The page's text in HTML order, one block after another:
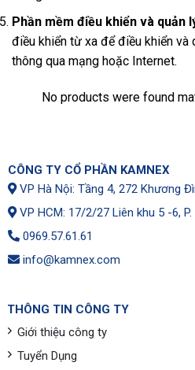
Phần mềm điều khiển và quản
điều khiển từ xa để điều khiển
thông qua mạng hoặc Internet.
No products were found
CÔNG TY CỔ PHẦN KAMNEX
VP Hà Nội: Tầng 4, 272 Khương
VP HCM: 17/2/27 Liên khu 5 -6, P.
0969.57.61.61
info@kamnex.com
THÔNG TIN CÔNG TY
Giới thiệu công ty
Tuyển Dụng